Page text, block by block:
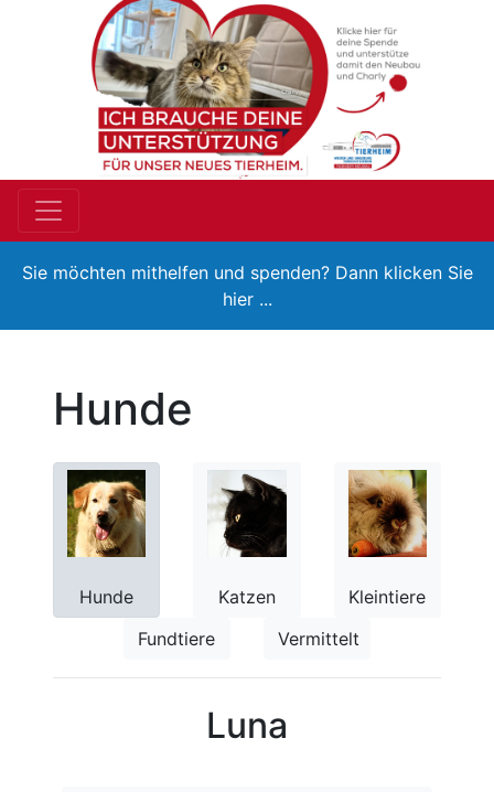
Sie möchten mithelfen und spenden? Dann klicken Sie
hier ...
Hunde
Hunde Katzen
Kleintiere
Fundtiere
Vermittelt
Luna